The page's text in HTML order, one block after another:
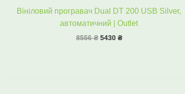
Вініловий програвач Dual DT 200 USB Silver,
автоматичний | Outlet
8556₴ 5430 ₴